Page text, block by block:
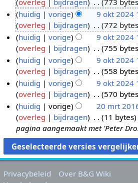
o
0
4
overleg
bijdragen 773
G
e
e
n
b
e
w
e
r
k
i
n
g
s
a
huidig vorige 9 okt 2024
overleg
bijdragen 772
G
e
e
n
b
e
w
e
r
k
i
n
s
huidig vorige 9 okt 2024
overleg
bijdragen 755
G
e
e
n
b
e
w
e
r
k
n
huidig vorige 9 okt 2024
overleg
bijdragen 558
G
e
e
n
b
e
w
e
huidig vorige 9 okt 2024
overleg
bijdragen 570
G
e
e
n
b
e
w
m
r
2
huidig vorige 20 mrt
overleg
bijdragen 11 bytes
pagina aangemaakt met 'Peter
Privacybeleid
Over B&G Wiki